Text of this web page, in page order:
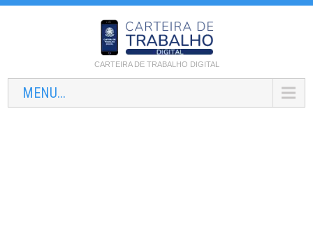
CARTEIRA DE TRABALHO DIGITAL
MENU...